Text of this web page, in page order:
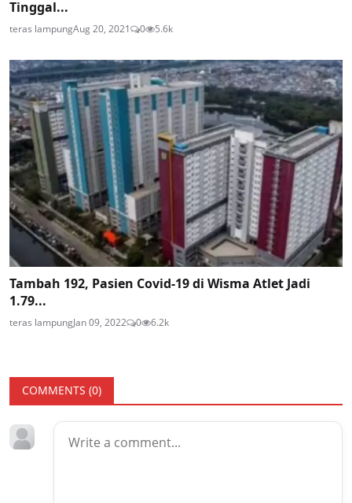
Tinggal...
teras lampungAug 20, 2021 0 5.6k
Tambah 192, Pasien Covid-19 di Wisma Atlet Jadi
1.79...
teras lampungJan 09, 2022 0 6.2k
COMMENTS (0)